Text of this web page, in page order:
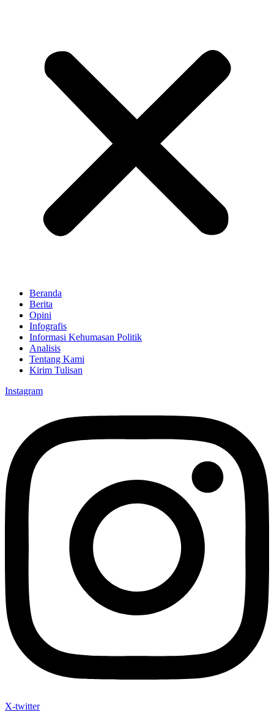
Beranda
Berita
Opini
Infografis
Informasi Kehumasan Politik
Analisis
Tentang Kami
Kirim Tulisan
Instagram
X-twitter